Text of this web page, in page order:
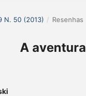
N. 50 (2013) / Resenhas
A